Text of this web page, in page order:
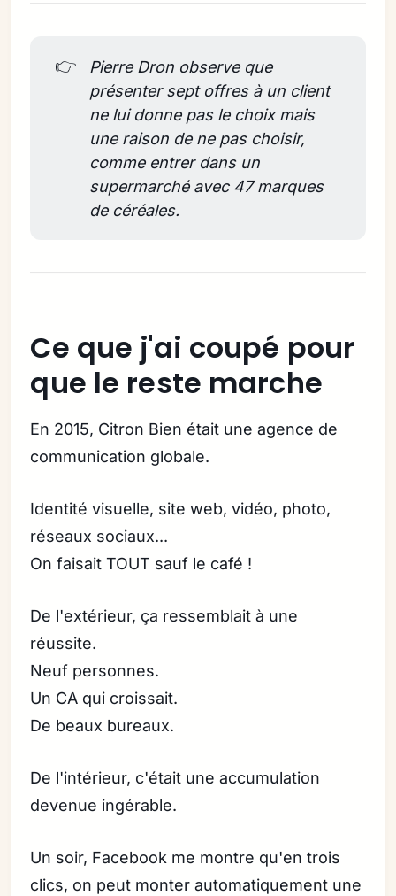
👉
Pierre Dron observe que
présenter sept offres à un client
ne lui donne pas le choix mais
une raison de ne pas choisir,
comme entrer dans un
supermarché avec 47 marques
de céréales.
Ce que j'ai coupé pour
que le reste marche
En 2015, Citron Bien était une agence de
communication globale.
Identité visuelle, site web, vidéo, photo,
réseaux sociaux...
On faisait TOUT sauf le café !
De l'extérieur, ça ressemblait à une
réussite.
Neuf personnes.
Un CA qui croissait.
De beaux bureaux.
De l'intérieur, c'était une accumulation
devenue ingérable.
Un soir, Facebook me montre qu'en trois
clics, on peut monter automatiquement une